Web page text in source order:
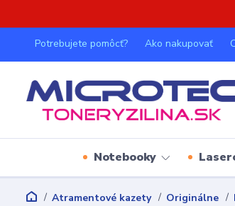
Potrebujete pomôcť? Ako nakupovať
Notebooky
Atramentové kazety Originálne